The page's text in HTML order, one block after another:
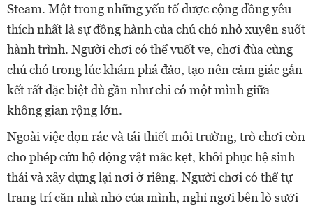
Steam. Một trong những yếu tố được cộng đồng yêu
thích nhất là sự đồng hành của chú chó nhỏ xuyên suốt
hành trình. Người chơi có thể vuốt ve, chơi đùa cùng
chú chó trong lúc khám phá đảo, tạo nên cảm giác gắn
kết rất đặc biệt dù gần như chỉ có một mình giữa
không gian rộng lớn.
Ngoài việc dọn rác và tái thiết môi trường, trò chơi còn
cho phép cứu hộ động vật mắc kẹt, khôi phục hệ sinh
thái và xây dựng lại nơi ở riêng. Người chơi có thể tự
trang trí căn nhà nhỏ của mình, nghỉ ngơi bên lò sưởi